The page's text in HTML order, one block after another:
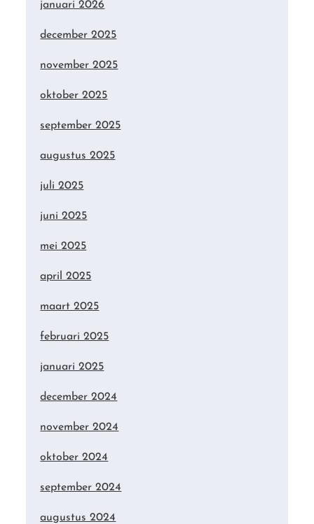
januari 2026
december 2025
november 2025
oktober 2025
september 2025
augustus 2025
juli 2025
juni 2025
mei 2025
april 2025
maart 2025
februari 2025
januari 2025
december 2024
november 2024
oktober 2024
september 2024
augustus 2024